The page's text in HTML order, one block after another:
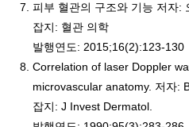
피부 혈관의 구조와 기능 저자:
잡지: 혈관 의학
발행연도: 2015;16(2):123-130
Correlation of laser Doppler
microvascular anatomy. 저자:
잡지: J Invest Dermatol.